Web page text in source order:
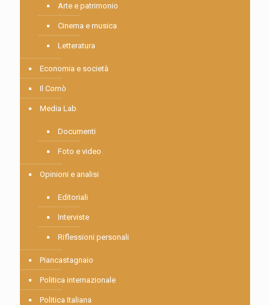
Arte e patrimonio
Cinema e musica
Letteratura
Economia e società
Il Comò
Media Lab
Documenti
Foto e video
Opinioni e analisi
Editoriali
Interviste
Riflessioni personali
Piancastagnaio
Politica internazionale
Politica Italiana